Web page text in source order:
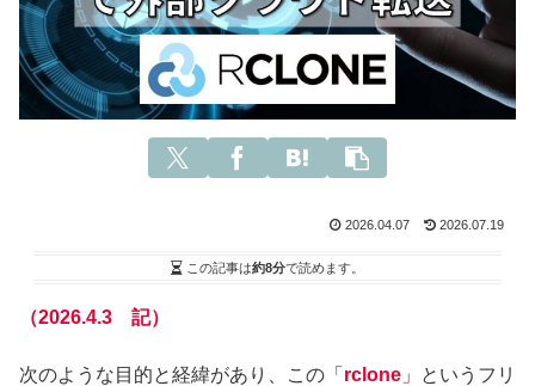
2026.04.07 2026.07.19
この記事は約8分で読めます。
（2026.4.3 記）
次のような目的と経緯があり、この「 rclone 」というフリ